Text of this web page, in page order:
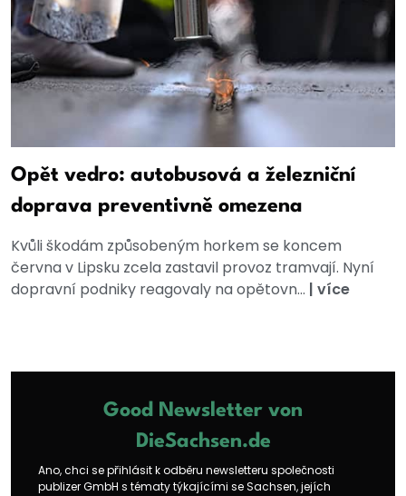
Opět vedro: autobusová a železniční
doprava preventivně omezena
Kvůli škodám způsobeným horkem se koncem
června v Lipsku zcela zastavil provoz tramvají. Nyní
dopravní podniky reagovaly na opětovn... | více
Good Newsletter von
DieSachsen.de
Ano, chci se přihlásit k odběru newsletteru společnosti
publizer GmbH s tématy týkajícími se Sachsen, jejích